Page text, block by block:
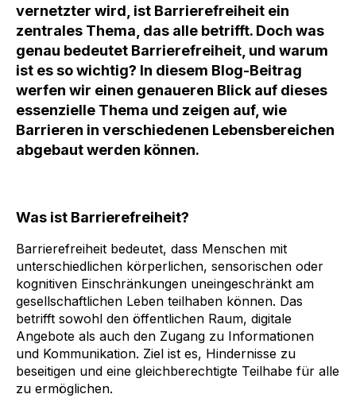
vernetzter wird, ist Barrierefreiheit ein
zentrales Thema, das alle betrifft. Doch was
genau bedeutet Barrierefreiheit, und warum
ist es so wichtig? In diesem Blog-Beitrag
werfen wir einen genaueren Blick auf dieses
essenzielle Thema und zeigen auf, wie
Barrieren in verschiedenen Lebensbereichen
abgebaut werden können.
Was ist Barrierefreiheit?
Barrierefreiheit bedeutet, dass Menschen mit
unterschiedlichen körperlichen, sensorischen oder
kognitiven Einschränkungen uneingeschränkt am
gesellschaftlichen Leben teilhaben können. Das
betrifft sowohl den öffentlichen Raum, digitale
Angebote als auch den Zugang zu Informationen
und Kommunikation. Ziel ist es, Hindernisse zu
beseitigen und eine gleichberechtigte Teilhabe für alle
zu ermöglichen.